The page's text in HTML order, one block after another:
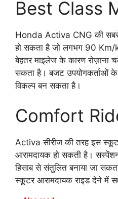
Best Class
Honda Activa CNG की
हो सकता है जो लगभग 90 Km/
बेहतर माइलेज के कारण रोज़ाना
सकता है। बजट उपयोगकर्ताओं के
विकल्प बन सकता है।
Comfort
Activa सीरीज की तरह इस
आरामदायक हो सकती है।
हिसाब से संतुलित बनाया जा
स्कूटर आरामदायक राइड देने में